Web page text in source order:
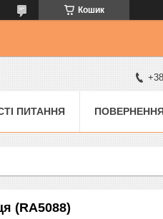
Кошик
ПИТАННЯ
(RA5088)